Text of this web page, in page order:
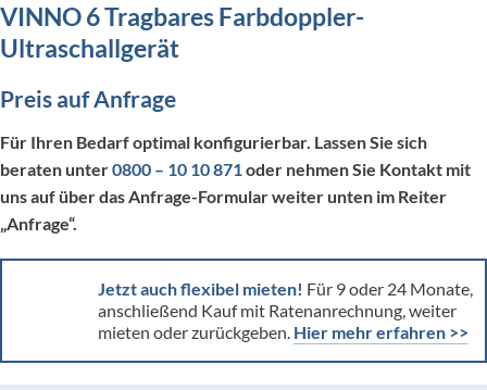
VINNO 6 Tragbares Farbdoppler-
Ultraschallgerät
Preis auf Anfrage
Für Ihren Bedarf optimal konfigurierbar. Lassen Sie sich
beraten unter0800 – 10 10 871oder nehmen Sie Kontakt mit
uns auf über das Anfrage-Formularweiter unten im Reiter
„Anfrage“.
Jetzt auch flexibel mieten! Für 9 oder 24 Monate,
anschließend Kauf mit Ratenanrechnung, weiter
mieten oder zurückgeben. Hier mehr erfahren >>